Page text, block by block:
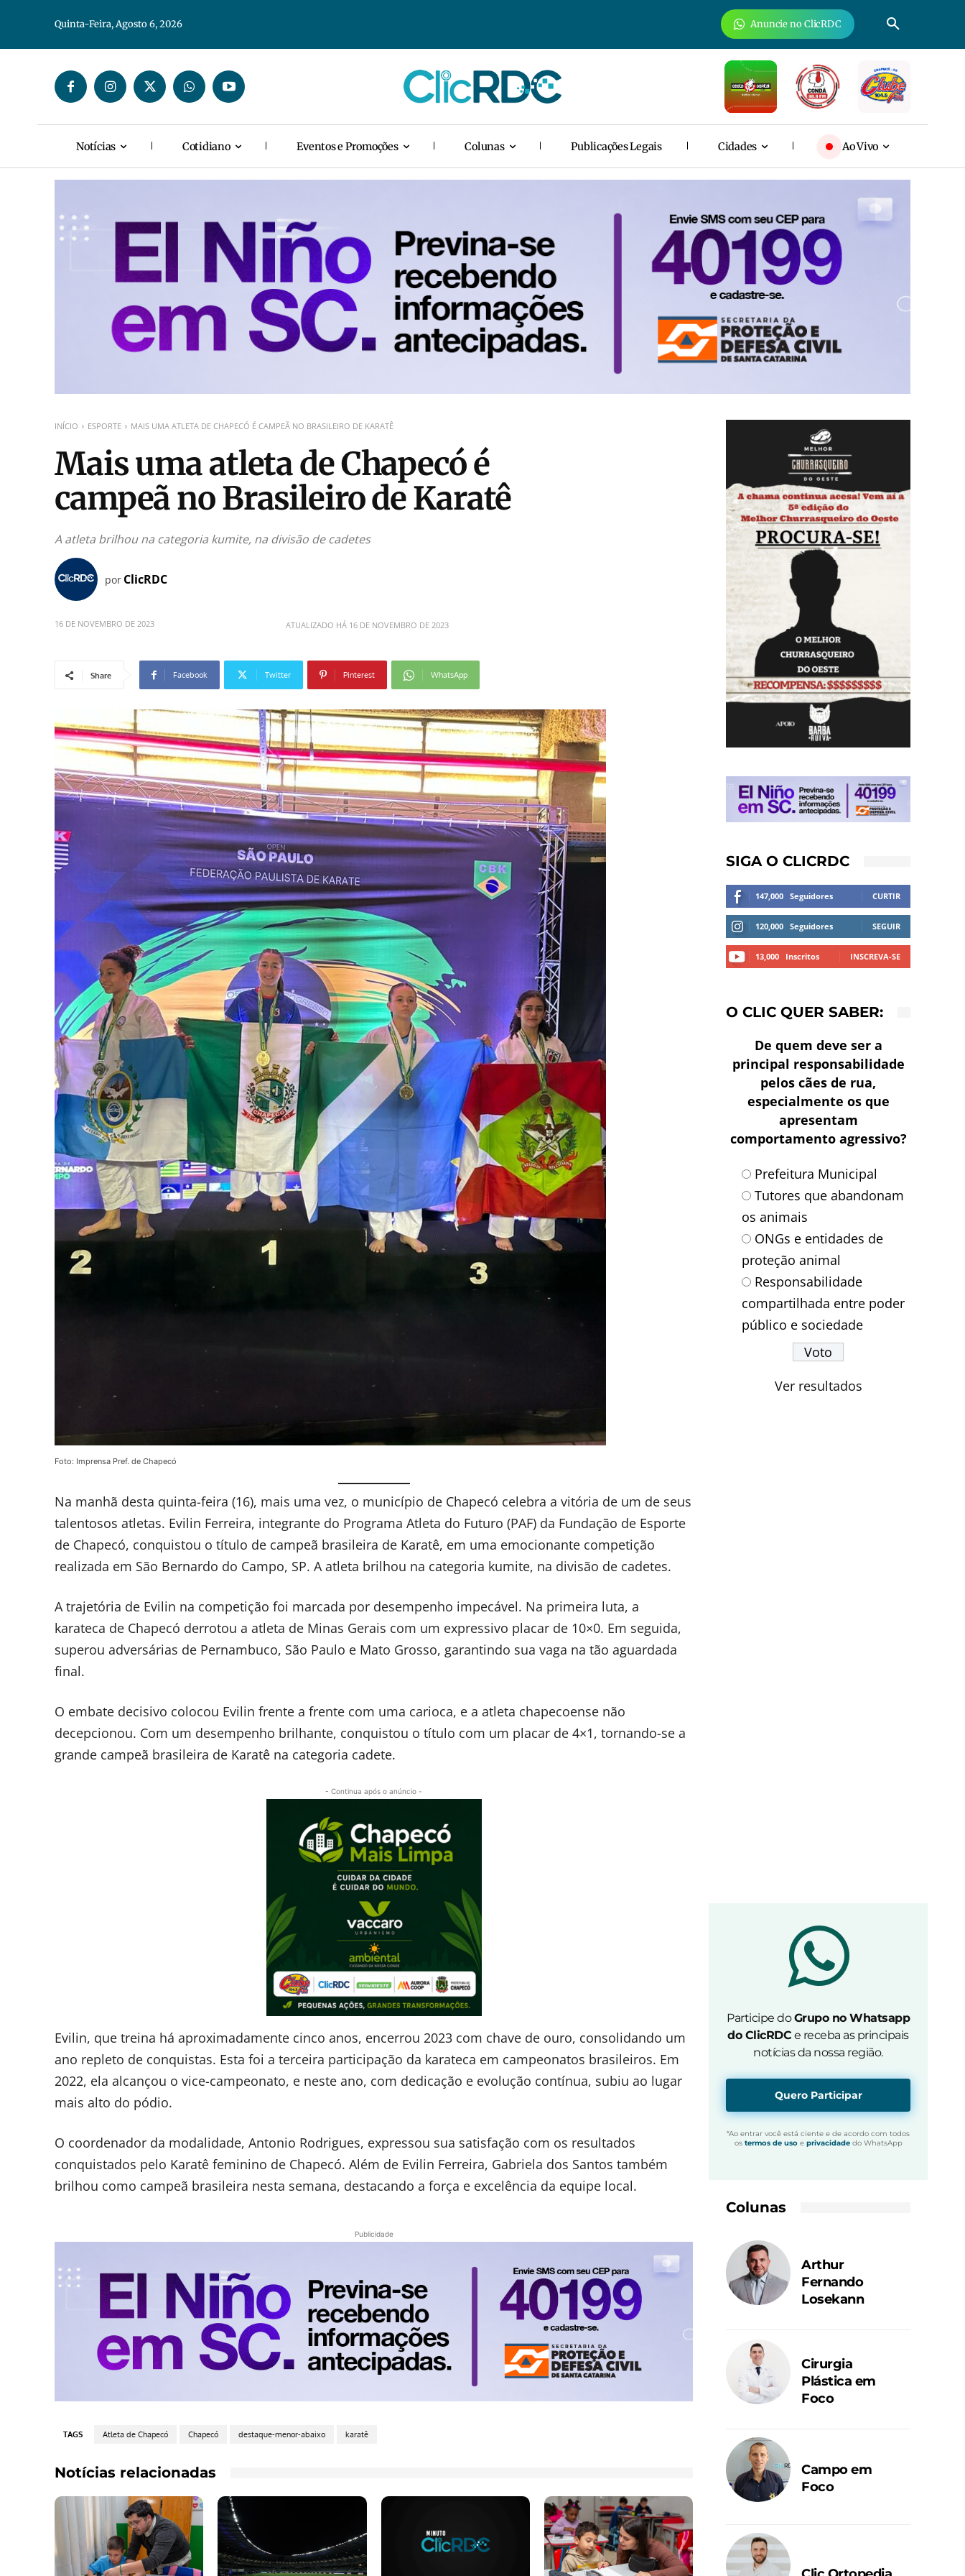
Quinta-Feira, Agosto 6, 2026 Anuncie no ClicRDC
Notícias Cotidiano Eventos e Promoções Colunas Publicações Legais Cidades Ao Vivo
INÍCIO ESPORTE MAIS UMA ATLETA DE CHAPECÓ É CAMPEÃ NO BRASILEIRO DE KARATÊ
Mais uma atleta de Chapecó é
campeã no Brasileiro de Karatê
A atleta brilhou na categoria kumite, na divisão de cadetes
por ClicRDC
16 DE NOVEMBRO DE 2023 ATUALIZADO HÁ 16 DE NOVEMBRO DE 2023
Share Facebook Twitter Pinterest WhatsApp
Foto: Imprensa Pref. de Chapecó
Na manhã desta quinta-feira (16), mais uma vez, o município de Chapecó celebra a vitória de um de seus
talentosos atletas. Evilin Ferreira, integrante do Programa Atleta do Futuro (PAF) da Fundação de Esporte
de Chapecó, conquistou o título de campeã brasileira de Karatê, em uma emocionante competição
realizada em São Bernardo do Campo, SP. A atleta brilhou na categoria kumite, na divisão de cadetes.
A trajetória de Evilin na competição foi marcada por desempenho impecável. Na primeira luta, a
karateca de Chapecó derrotou a atleta de Minas Gerais com um expressivo placar de 10×0. Em seguida,
superou adversárias de Pernambuco, São Paulo e Mato Grosso, garantindo sua vaga na tão aguardada
final.
O embate decisivo colocou Evilin frente a frente com uma carioca, e a atleta chapecoense não
decepcionou. Com um desempenho brilhante, conquistou o título com um placar de 4×1, tornando-se a
grande campeã brasileira de Karatê na categoria cadete.
- Continua após o anúncio -
Evilin, que treina há aproximadamente cinco anos, encerrou 2023 com chave de ouro, consolidando um
ano repleto de conquistas. Esta foi a terceira participação da karateca em campeonatos brasileiros. Em
2022, ela alcançou o vice-campeonato, e neste ano, com dedicação e evolução contínua, subiu ao lugar
mais alto do pódio.
O coordenador da modalidade, Antonio Rodrigues, expressou sua satisfação com os resultados
conquistados pelo Karatê feminino de Chapecó. Além de Evilin Ferreira, Gabriela dos Santos também
brilhou como campeã brasileira nesta semana, destacando a força e excelência da equipe local.
Publicidade
TAGS Atleta de Chapecó Chapecó destaque-menor-abaixo karatê
Notícias relacionadas
SIGA O CLICRDC
147,000 Seguidores CURTIR
120,000 Seguidores SEGUIR
13,000 Inscritos INSCREVA-SE
O CLIC QUER SABER:
De quem deve ser a
principal responsabilidade
pelos cães de rua,
especialmente os que
apresentam
comportamento agressivo?
Prefeitura Municipal
Tutores que abandonam
os animais
ONGs e entidades de
proteção animal
Responsabilidade
compartilhada entre poder
público e sociedade
Ver resultados
Participe doGrupo no Whatsapp
do ClicRDC e receba as principais
notícias da nossa região.
Quero Participar
*Ao entrar você está ciente e de acordo com todos
os termos de usoe privacidadedo WhatsApp
Colunas
Arthur
Fernando
Losekann
Cirurgia
Plástica em
Foco
Campo em
Foco